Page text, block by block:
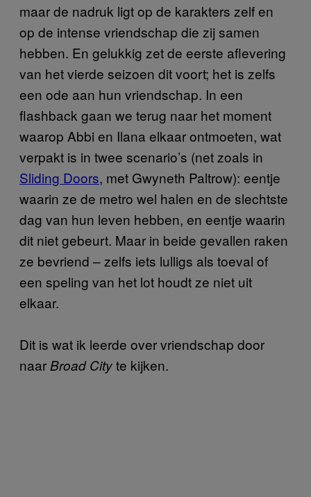
maar de nadruk ligt op de karakters zelf en
op de intense vriendschap die zij samen
hebben. En gelukkig zet de eerste aflevering
van het vierde seizoen dit voort; het is zelfs
een ode aan hun vriendschap. In een
flashback gaan we terug naar het moment
waarop Abbi en Ilana elkaar ontmoeten, wat
verpakt is in twee scenario’s (net zoals in
Sliding Doors, met Gwyneth Paltrow): eentje
waarin ze de metro wel halen en de slechtste
dag van hun leven hebben, en eentje waarin
dit niet gebeurt. Maar in beide gevallen raken
ze bevriend – zelfs iets lulligs als toeval of
een speling van het lot houdt ze niet uit
elkaar.
Dit is wat ik leerde over vriendschap door
naar Broad Cityte kijken.